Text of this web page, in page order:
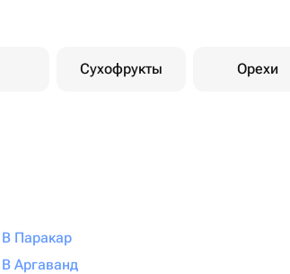
Сухофрукты Орехи
В Паракар
В Аргаванд